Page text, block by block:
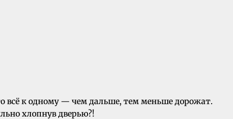
к одному — чем дальше, тем меньше дорожат.
хлопнув дверью?!